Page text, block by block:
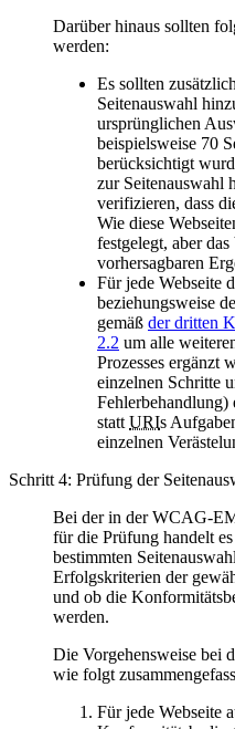
Darüber hinaus sollten
werden:
Es sollten
Seitenauswahl
ursprünglichen
beispielsweise 70
berücksichtigt
zur Seitenauswahl
verifizieren, dass
Wie diese
festgelegt, aber
vorhersagbaren
Für jede Webseite
beziehungsweise
gemäß der dritten
2.2 um alle
Prozesses ergänzt
einzelnen Schritte
Fehlerbehandlung)
statt URIs
einzelnen
Schritt 4: Prüfung der
Bei der in der WCAG-
für die Prüfung handelt
bestimmten
Erfolgskriterien der
und ob die
werden.
Die Vorgehensweise bei
wie folgt
Für jede Webseite